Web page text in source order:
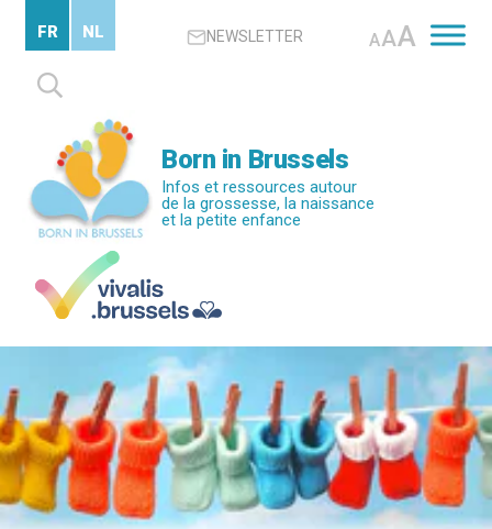
contenu
principal
NEWSLETTER AAA
Rechercher :
FR NL
Born in Brussels
Infos et ressources autour
de la grossesse, la naissance
et la petite enfance